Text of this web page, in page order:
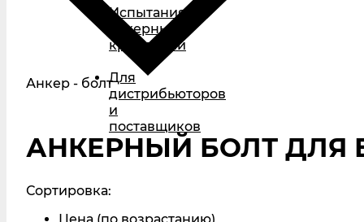
Испытания
анкерных
креплений
Для
дистрибьюторов
и
поставщиков
Анкер - болт
АНКЕРНЫЙ БОЛТ ДЛЯ
Сортировка:
Цена (по возрастанию)